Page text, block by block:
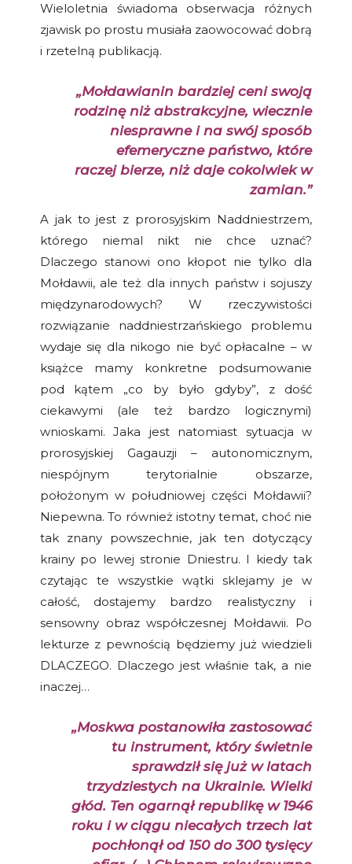
Wieloletnia świadoma obserwacja różnych
zjawisk po prostu musiała zaowocować dobrą
i rzetelną publikacją.
„Mołdawianin bardziej ceni swoją
rodzinę niż abstrakcyjne, wiecznie
niesprawne i na swój sposób
efemeryczne państwo, które
raczej bierze, niż daje cokolwiek w
zamian.”
A jak to jest z prorosyjskim Naddniestrzem,
którego niemal nikt nie chce uznać?
Dlaczego stanowi ono kłopot nie tylko dla
Mołdawii, ale też dla innych państw i sojuszy
międzynarodowych? W rzeczywistości
rozwiązanie naddniestrzańskiego problemu
wydaje się dla nikogo nie być opłacalne – w
książce mamy konkretne podsumowanie
pod kątem „co by było gdyby”, z dość
ciekawymi (ale też bardzo logicznymi)
wnioskami. Jaka jest natomiast sytuacja w
prorosyjskiej Gagauzji – autonomicznym,
niespójnym terytorialnie obszarze,
położonym w południowej części Mołdawii?
Niepewna. To również istotny temat, choć nie
tak znany powszechnie, jak ten dotyczący
krainy po lewej stronie Dniestru. I kiedy tak
czytając te wszystkie wątki sklejamy je w
całość, dostajemy bardzo realistyczny i
sensowny obraz współczesnej Mołdawii. Po
lekturze z pewnością będziemy już wiedzieli
DLACZEGO. Dlaczego jest właśnie tak, a nie
inaczej…
„Moskwa postanowiła zastosować
tu instrument, który świetnie
sprawdził się już w latach
trzydziestych na Ukrainie. Wielki
głód. Ten ogarnął republikę w 1946
roku i w ciągu niecałych trzech lat
pochłonął od 150 do 300 tysięcy